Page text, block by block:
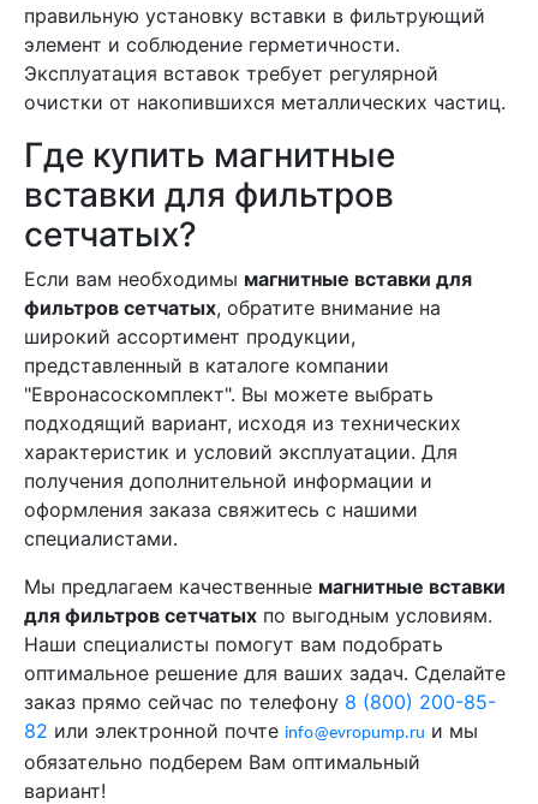
правильную установку вставки в фильтрующий
элемент и соблюдение герметичности.
Эксплуатация вставок требует регулярной
очистки от накопившихся металлических частиц.
Где купить магнитные
вставки для фильтров
сетчатых?
Если вам необходимы магнитные вставки для
фильтров сетчатых, обратите внимание на
широкий ассортимент продукции,
представленный в каталоге компании
"Евронасоскомплект". Вы можете выбрать
подходящий вариант, исходя из технических
характеристик и условий эксплуатации. Для
получения дополнительной информации и
оформления заказа свяжитесь с нашими
специалистами.
Мы предлагаем качественные магнитные вставки
для фильтров сетчатых по выгодным условиям.
Наши специалисты помогут вам подобрать
оптимальное решение для ваших задач. Сделайте
заказ прямо сейчас по телефону 8 (800) 200-85-
82 или электронной почте info@evropump.ru и мы
обязательно подберем Вам оптимальный
вариант!